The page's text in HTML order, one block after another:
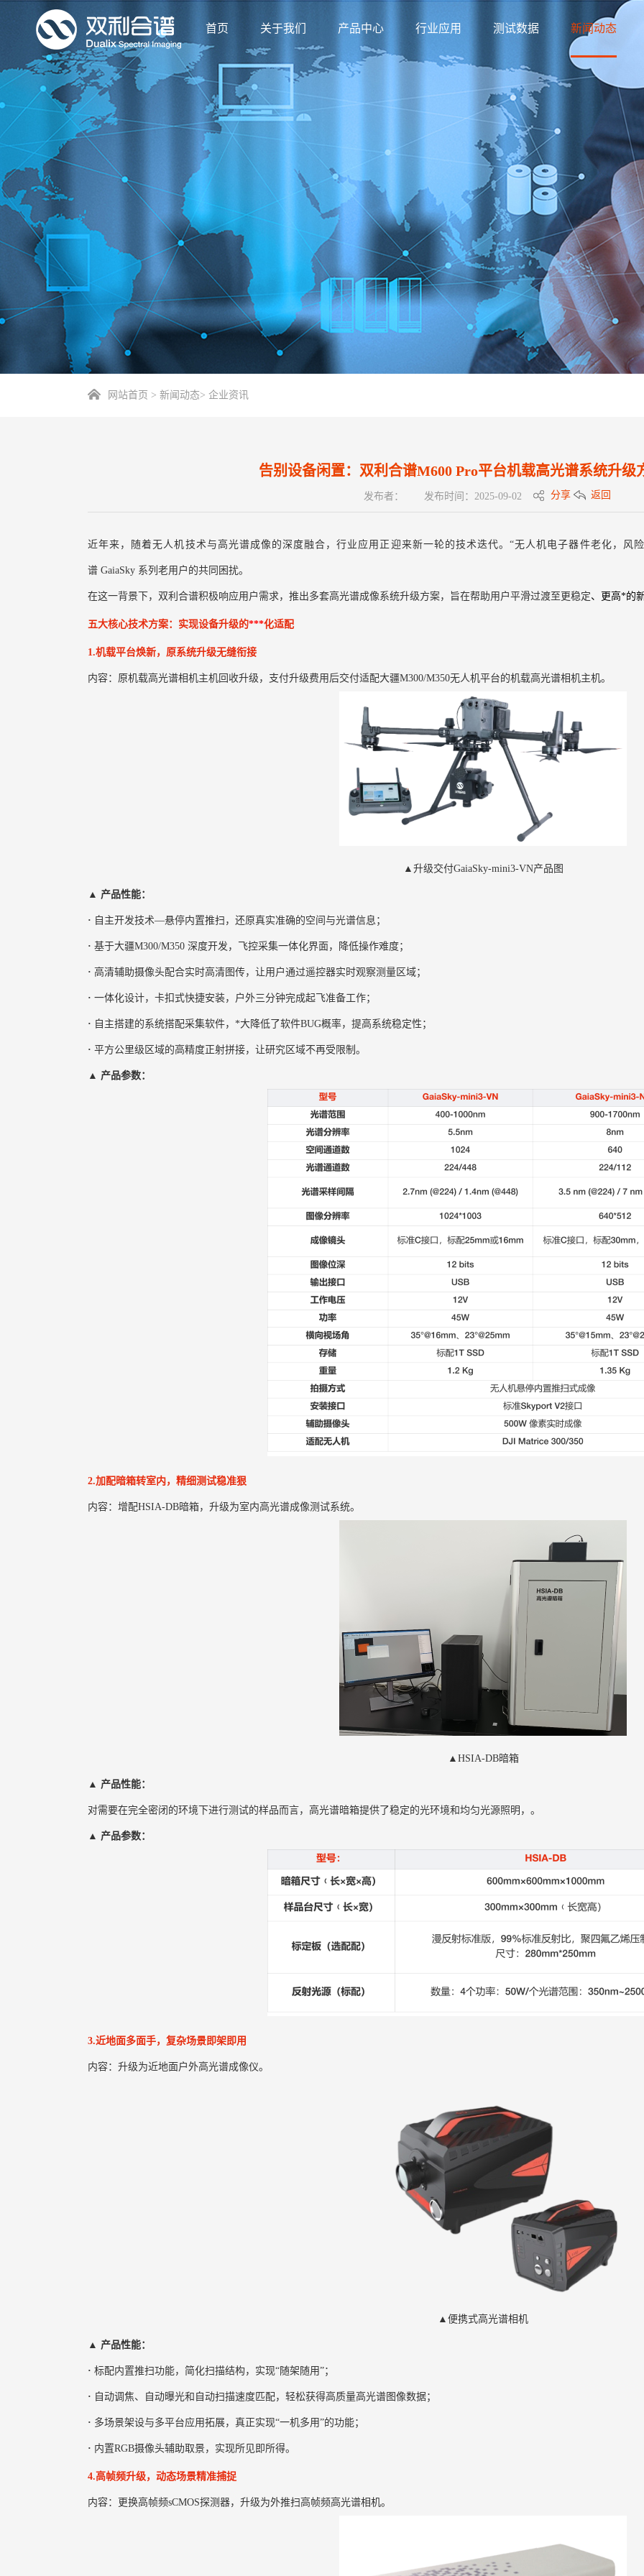
首页 关于我们 产品中心 行业应用 测试数据 新闻动态
网站首页 > 新闻动态> 企业资讯
告别设备闲置：双利合谱M600 Pro平台机载高光谱系统升级
发布者： 发布时间：2025-09-02 分享 返回
近年来，随着无人机技术与高光谱成像的深度融合，行业应用正迎来新一轮的技术迭代。“无人机电子器件老化，风
谱 GaiaSky 系列老用户的共同困扰。
在这一背景下，双利合谱积极响应用户需求，推出多套高光谱成像系统升级方案，旨在帮助用户平滑过渡至更稳定、更高*的
五大核心技术方案：实现设备升级的***化适配
1.机载平台焕新，原系统升级无缝衔接
内容：原机载高光谱相机主机回收升级，支付升级费用后交付适配大疆M300/M350无人机平台的机载高光谱相机主机。
▲升级交付GaiaSky-mini3-VN产品图
▲ 产品性能：
· 自主开发技术—悬停内置推扫，还原真实准确的空间与光谱信息；
· 基于大疆M300/M350 深度开发，飞控采集一体化界面，降低操作难度；
· 高清辅助摄像头配合实时高清图传，让用户通过遥控器实时观察测量区域；
· 一体化设计，卡扣式快捷安装，户外三分钟完成起飞准备工作；
· 自主搭建的系统搭配采集软件，*大降低了软件BUG概率，提高系统稳定性；
· 平方公里级区域的高精度正射拼接，让研究区域不再受限制。
▲ 产品参数：
2.加配暗箱转室内，精细测试稳准狠
内容：增配HSIA-DB暗箱，升级为室内高光谱成像测试系统。
▲HSIA-DB暗箱
▲ 产品性能：
对需要在完全密闭的环境下进行测试的样品而言，高光谱暗箱提供了稳定的光环境和均匀光源照明，。
▲ 产品参数：
3.近地面多面手，复杂场景即架即用
内容：升级为近地面户外高光谱成像仪。
▲便携式高光谱相机
▲ 产品性能：
· 标配内置推扫功能，简化扫描结构，实现“随架随用”；
· 自动调焦、自动曝光和自动扫描速度匹配，轻松获得高质量高光谱图像数据；
· 多场景架设与多平台应用拓展，真正实现“一机多用”的功能；
· 内置RGB摄像头辅助取景，实现所见即所得。
4.高帧频升级，动态场景精准捕捉
内容：更换高帧频sCMOS探测器，升级为外推扫高帧频高光谱相机。